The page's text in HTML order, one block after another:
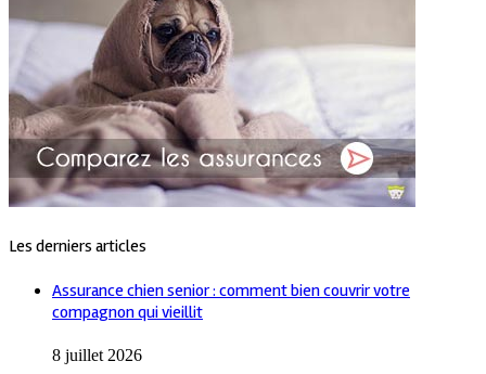
Les derniers articles
Assurance chien senior : comment bien couvrir votre
compagnon qui vieillit
8 juillet 2026